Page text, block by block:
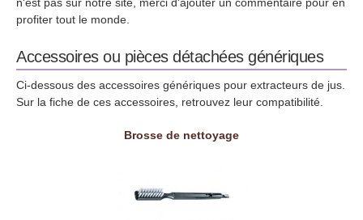
profiter tout le monde.
Accessoires ou pièces détachées génériques
Ci-dessous des accessoires génériques pour extracteurs de jus.
Sur la fiche de ces accessoires, retrouvez leur compatibilité.
Brosse de nettoyage